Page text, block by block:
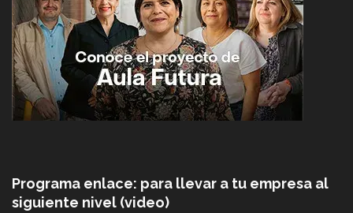
Programa enlace: para llevar a tu empresa al
siguiente nivel (video)